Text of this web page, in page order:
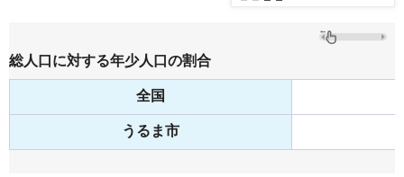
総人口に対する年少人口の割合
全国
うるま市